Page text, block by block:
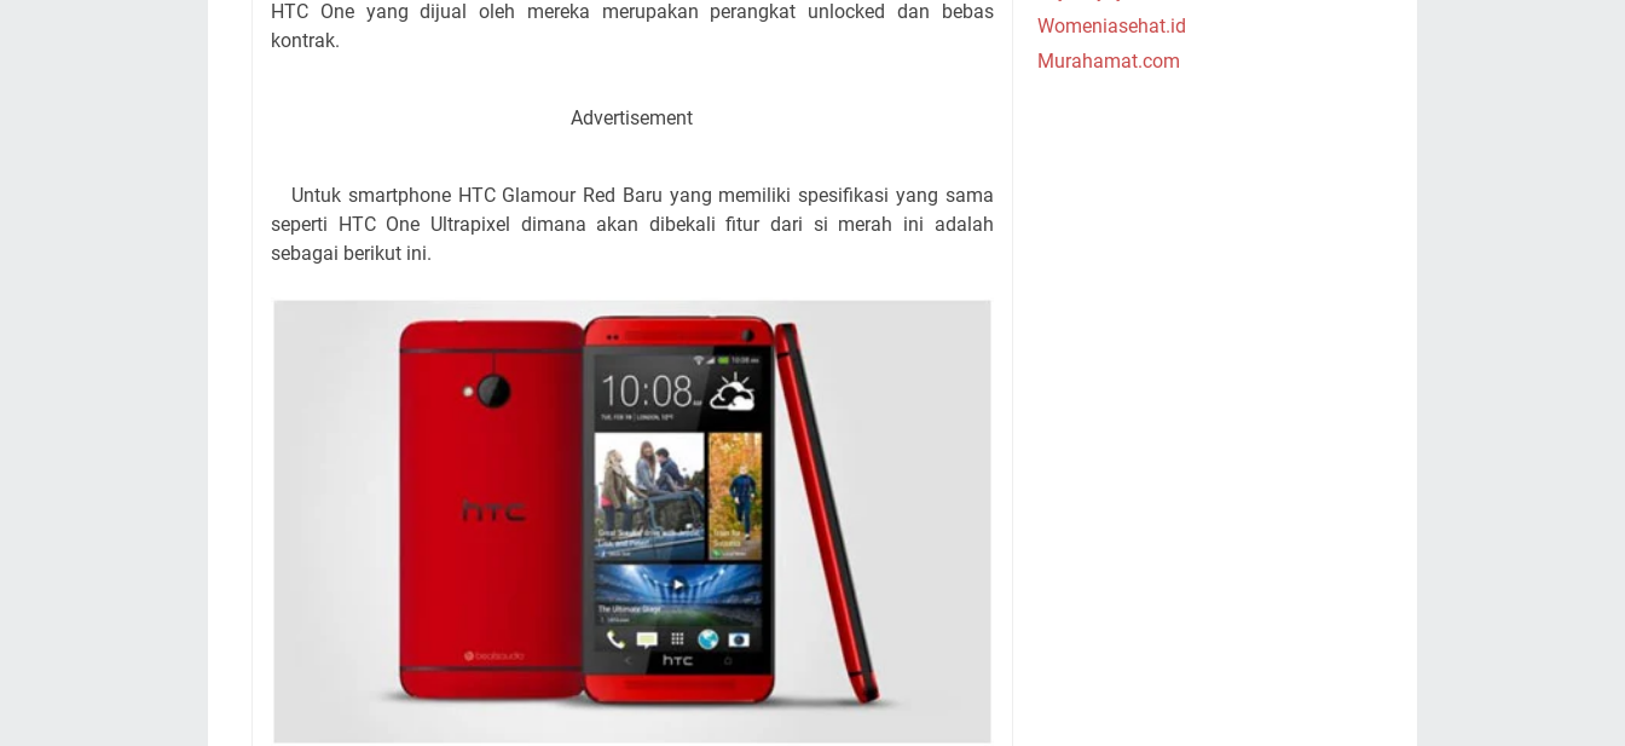
HTC One yang dijual oleh mereka merupakan perangkat unlocked dan bebas
kontrak.
Advertisement
Untuk smartphone HTC Glamour Red Baru yang memiliki spesifikasi yang sama
seperti HTC One Ultrapixel dimana akan dibekali fitur dari si merah ini adalah
sebagai berikut ini.
Womeniasehat.id
Murahamat.com